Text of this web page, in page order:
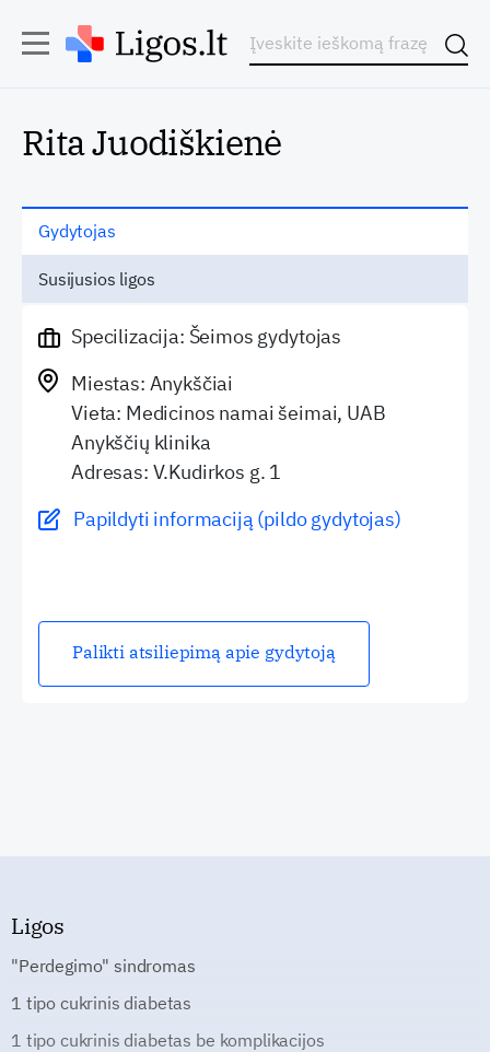
Rita Juodiškienė
Gydytojas
Susijusios ligos
Specilizacija: Šeimos gydytojas
Miestas: Anykščiai
Vieta: Medicinos namai šeimai, UAB
Anykščių klinika
Adresas: V.Kudirkos g. 1
Papildyti informaciją (pildo gydytojas)
Palikti atsiliepimą apie gydytoją
Ligos
"Perdegimo" sindromas
1 tipo cukrinis diabetas
1 tipo cukrinis diabetas be komplikacijos